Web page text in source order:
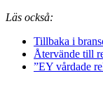
Läs också:
Tillbaka i
Återvände till
”EY vårdade